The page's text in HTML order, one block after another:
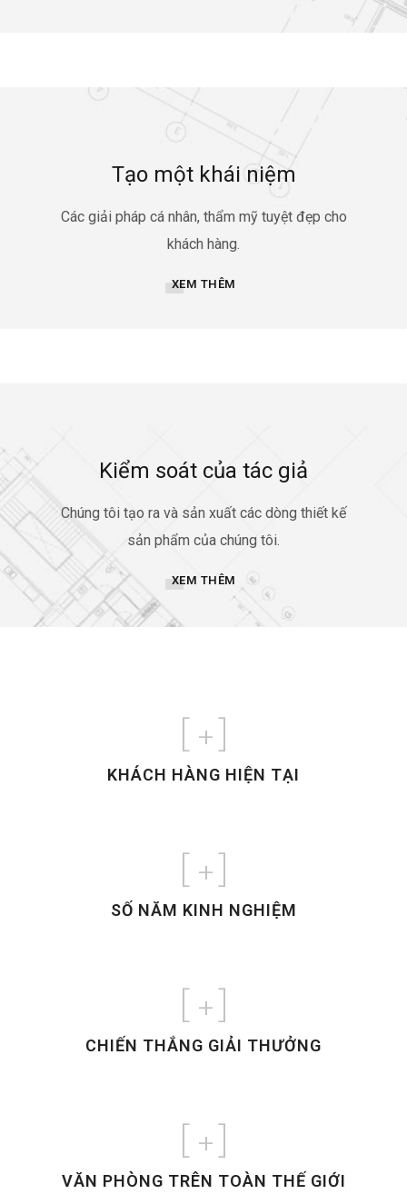
Tạo một khái niệm
Các giải pháp cá nhân, thẩm mỹ tuyệt đẹp cho
khách hàng.
XEM THÊM
Kiểm soát của tác giả
Chúng tôi tạo ra và sản xuất các dòng thiết kế
sản phẩm của chúng tôi.
XEM THÊM
+]
KHÁCH HÀNG HIỆN TẠI
+]
SỐ NĂM KINH NGHIỆM
+]
CHIẾN THẮNG GIẢI THƯỞNG
+]
VĂN PHÒNG TRÊN TOÀN THẾ GIỚI